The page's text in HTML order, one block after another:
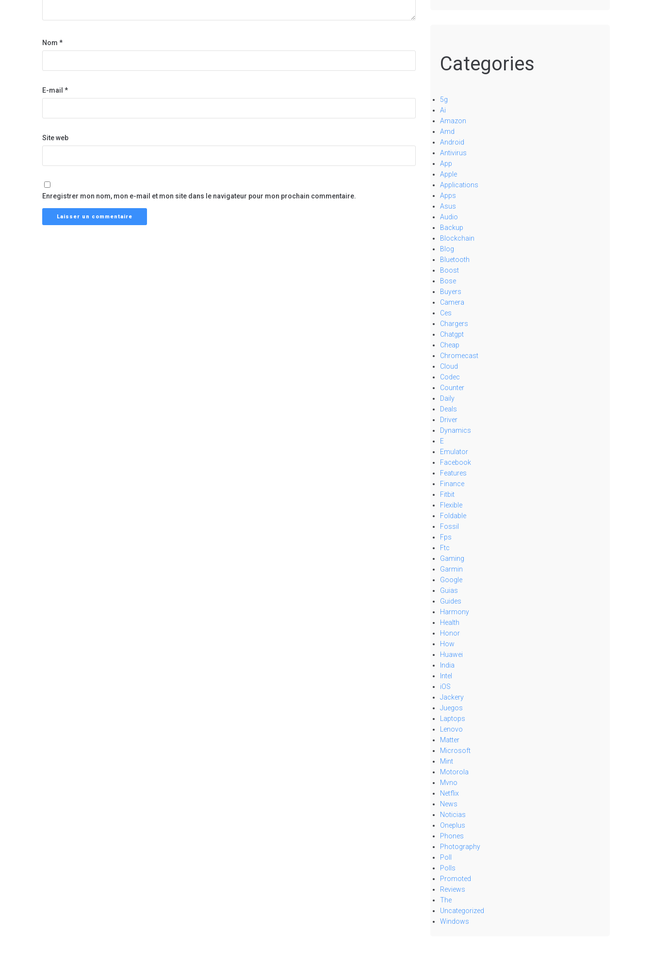
Nom *
E-mail *
Site web
Enregistrer mon nom, mon e-mail et mon site dans le navigateur pour mon prochain commentaire.
Categories
5g
Ai
Amazon
Amd
Android
Antivirus
App
Apple
Applications
Apps
Asus
Audio
Backup
Blockchain
Blog
Bluetooth
Boost
Bose
Buyers
Camera
Ces
Chargers
Chatgpt
Cheap
Chromecast
Cloud
Codec
Counter
Daily
Deals
Driver
Dynamics
E
Emulator
Facebook
Features
Finance
Fitbit
Flexible
Foldable
Fossil
Fps
Ftc
Gaming
Garmin
Google
Guias
Guides
Harmony
Health
Honor
How
Huawei
India
Intel
iOS
Jackery
Juegos
Laptops
Lenovo
Matter
Microsoft
Mint
Motorola
Mvno
Netflix
News
Noticias
Oneplus
Phones
Photography
Poll
Polls
Promoted
Reviews
The
Uncategorized
Windows